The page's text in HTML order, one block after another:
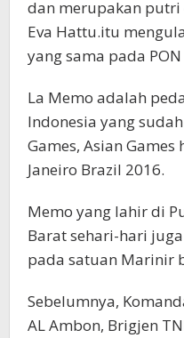
dan merupakan
Eva Hattu.itu
yang sama pada
La Memo adalah
Indonesia yang
Games, Asian
Janeiro Brazil 2016.
Memo yang lahir di
Barat sehari-hari
pada satuan Marinir
Sebelumnya,
AL Ambon, Brigjen